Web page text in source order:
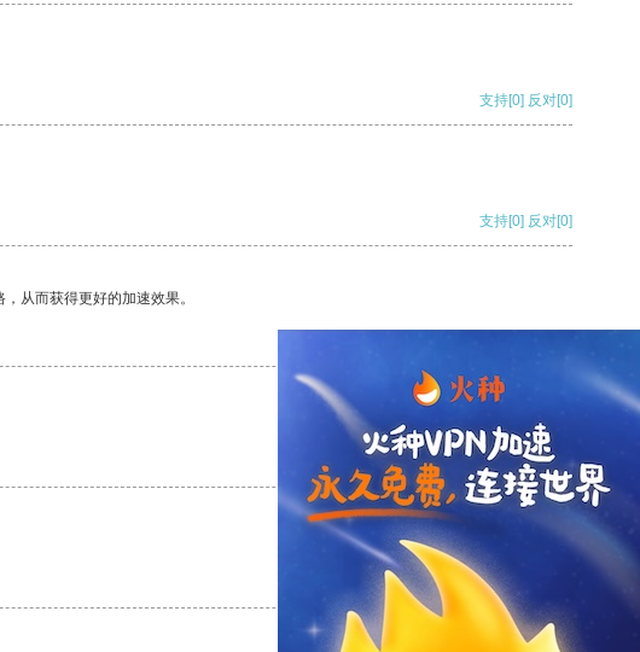
支持[0] 反对[0]
支持[0] 反对[0]
从而获得更好的加速效果。
支持 [0] 反对 [0]
支持